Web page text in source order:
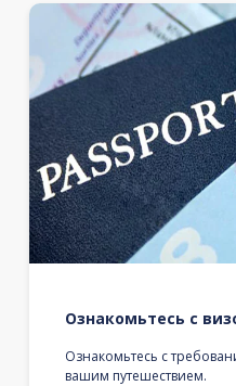
Ознакомьтесь с
Ознакомьтесь с
вашим путешествием.